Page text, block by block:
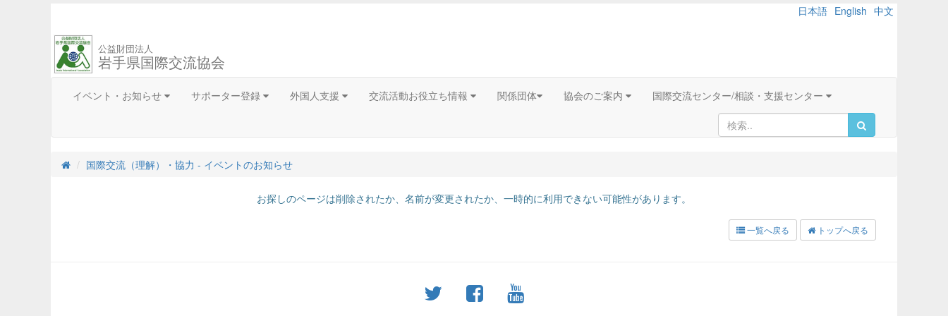
日本語 English 中文
公益財団法人
岩手県国際交流協会
イベント・お知らせ サポーター登録 外国人支援 交流活動お役立ち情報 関係団体 協会のご案内 国際交流センター/相談・支援センター
国際交流（理解）・協力 - イベントのお知らせ
お探しのページは削除されたか、名前が変更されたか、一時的に利用できない可能性があります。
一覧へ戻る トップへ戻る